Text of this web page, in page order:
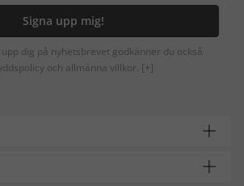
Signa upp mig!
dig på nyhetsbrevet godkänner du också
och allmänna villkor. [+]